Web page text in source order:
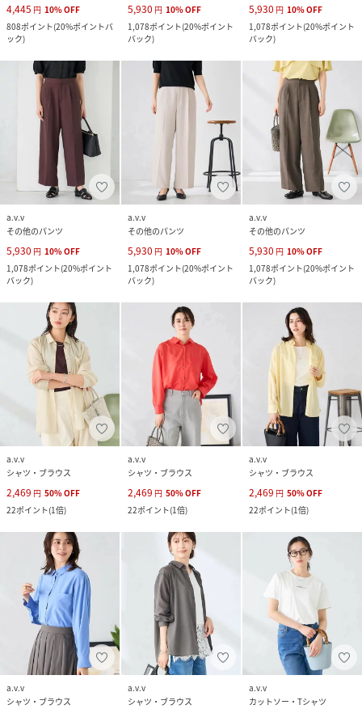
4,445 円 10%OFF
808ポイント(20%ポイントバ
ック)
5,930 円 10%OFF
1,078ポイント(20%ポイント
バック)
5,930 円 10%OFF
1,078ポイント(20%ポイント
バック)
a.v.v
その他のパンツ
5,930 円 10%OFF
1,078ポイント(20%ポイント
バック)
a.v.v
その他のパンツ
5,930 円 10%OFF
1,078ポイント(20%ポイント
バック)
a.v.v
その他のパンツ
5,930 円 10%OFF
1,078ポイント(20%ポイント
バック)
a.v.v
シャツ・ブラウス
2,469 円 50%OFF
22ポイント(1倍)
a.v.v
シャツ・ブラウス
2,469 円 50%OFF
22ポイント(1倍)
a.v.v
シャツ・ブラウス
2,469 円 50%OFF
22ポイント(1倍)
a.v.v
シャツ・ブラウス
a.v.v
シャツ・ブラウス
a.v.v
カットソー・Tシャツ